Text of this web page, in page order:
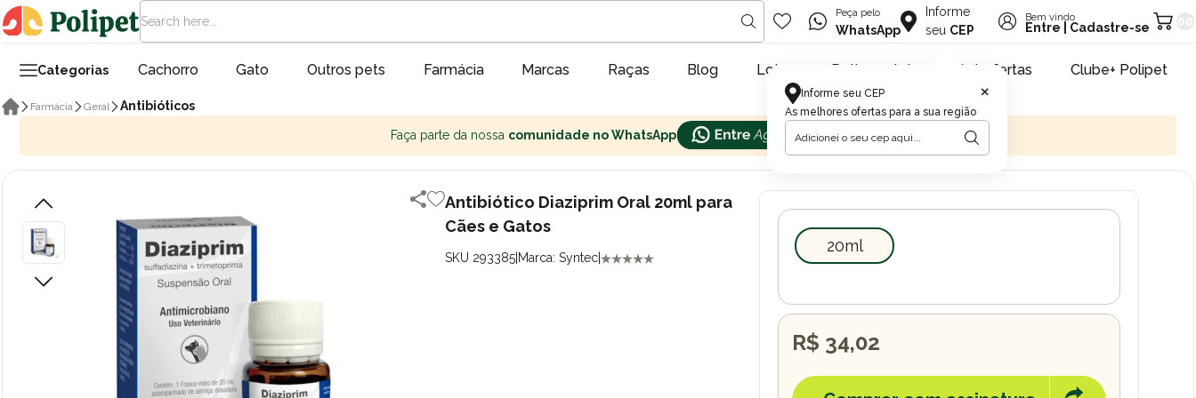
Peça pelo
WhatsApp
Informe
seu CEP
Informe seu CEP
As melhores ofertas para a sua região
×
Bem vindo
Entre Cadastre-se
Categorias Cachorro Gato Outros pets Farmácia Marcas Raças Blog Lojas Retire na loja Pet ofertas Clube+ Polipet
Faça parte da nossa comunidade no WhatsApp
Farmácia Geral Antibióticos
Antibiótico Diaziprim Oral 20ml para
Cães e Gatos
SKU 293385 Marca: Syntec|
20ml
R$ 34,02